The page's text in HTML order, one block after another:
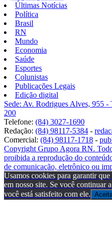
Últimas Notícias
Política
Brasil
RN
Mundo
Economia
Saúde
Esportes
Colunistas
Publicações Legais
Edição digital
Sede: Av. Rodrigues Alves, 955
200
Telefone: (84) 3027-1690
Redação: (84) 98117-5384 -
Comercial: (84) 98117-1718 -
Copyright Grupo Agora RN.
proibida a reprodução do
de comunicação, eletrônico ou
Usamos cookies para garantir
em nosso site. Se você continuar
você está satisfeito com ele.